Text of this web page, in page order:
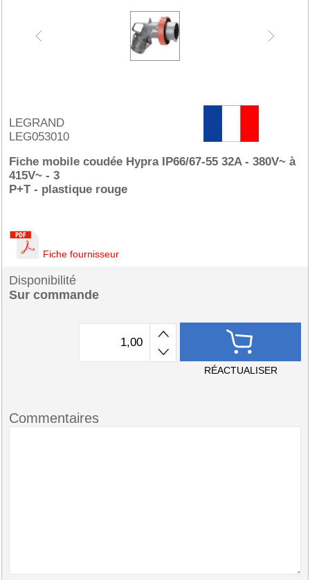
LEGRAND
LEG053010
Fiche mobile coudée Hypra IP66/67-55 32A - 380V~ à
415V~ - 3
P+T - plastique rouge
Fiche fournisseur
Disponibilité
Sur commande
RÉACTUALISER
Commentaires